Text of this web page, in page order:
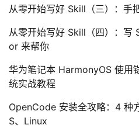
从零开始写好 Skill（三）：手
从零开始写好 Skill（四）：
or 来帮你
华为笔记本 HarmonyOS 使用
统实战教程
OpenCode 安装全攻略：4 种
S、Linux